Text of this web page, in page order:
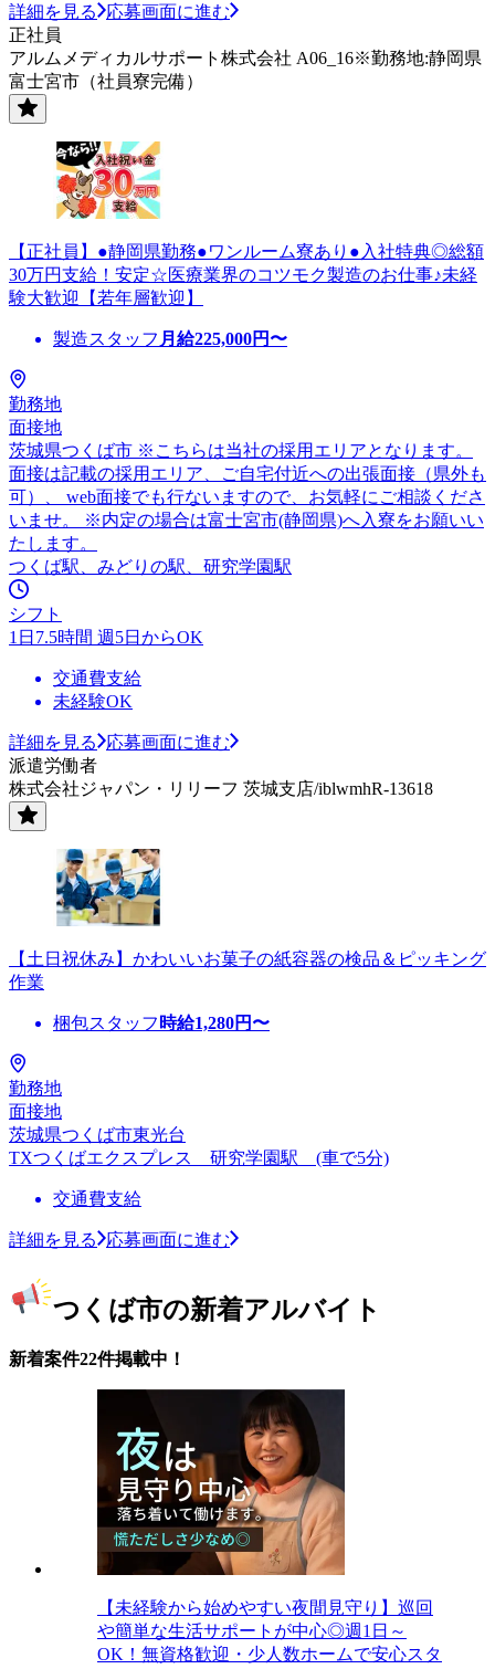
詳細を見る
応募画面に進む
正社員
アルムメディカルサポート株式会社 A06_16※勤務地:静岡県
富士宮市（社員寮完備）
【正社員】●静岡県勤務●ワンルーム寮あり●入社特典◎総額
30万円支給！安定☆医療業界のコツモク製造のお仕事♪未経
験大歓迎【若年層歓迎】
製造スタッフ 月給225,000円〜
勤務地
面接地
茨城県つくば市 ※こちらは当社の採用エリアとなります。
面接は記載の採用エリア、ご自宅付近への出張面接（県外も
可）、 web面接でも行ないますので、お気軽にご相談くださ
いませ。 ※内定の場合は富士宮市(静岡県)へ入寮をお願いい
たします。
つくば駅、みどりの駅、研究学園駅
シフト
1日7.5時間 週5日からOK
交通費支給
未経験OK
詳細を見る
応募画面に進む
派遣労働者
株式会社ジャパン・リリーフ 茨城支店/iblwmhR-13618
【土日祝休み】かわいいお菓子の紙容器の検品＆ピッキング
作業
梱包スタッフ 時給1,280円〜
勤務地
面接地
茨城県つくば市東光台
TXつくばエクスプレス 研究学園駅 (車で5分)
交通費支給
詳細を見る 応募画面に進む
つくば市の新着アルバイト
新着案件22件掲載中！
【未経験から始めやすい夜間見守り】巡回
や簡単な生活サポートが中心◎週1日～
OK！無資格歓迎・少人数ホームで安心スタ